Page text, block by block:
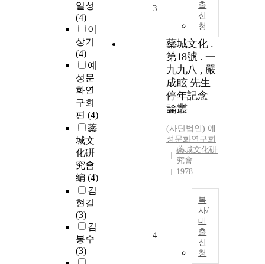
일성
(4)
이
상기
(4)
예
성문
화연
구회
편 (4)
蘂
城文
化硏
究會
編 (4)
김
현길
(3)
김
봉수
(3)
출
신
청
3
蘂城文化 .
第18號 . 一
九九八 , 嚴
成眩 先生
停年記念
論叢
(사단법인) 예
성문화연구회
蘂城文化硏
究會
1978
복
사/
대
출
신
청
4